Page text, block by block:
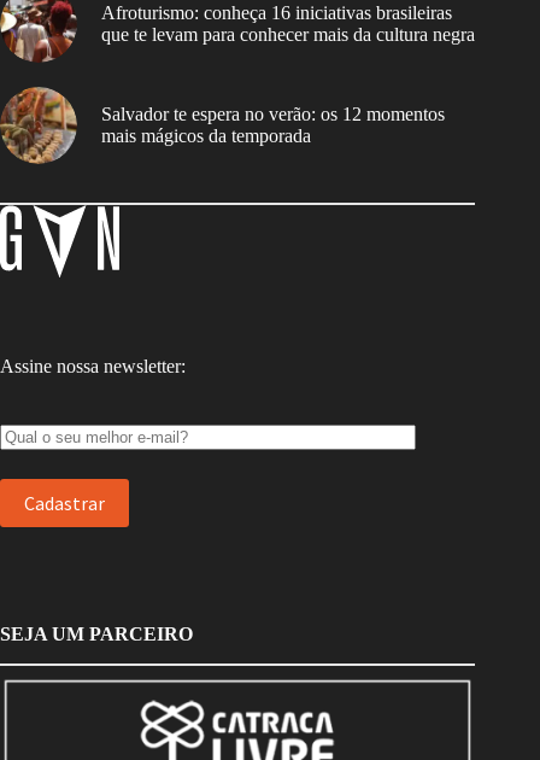
Afroturismo: conheça 16 iniciativas brasileiras
que te levam para conhecer mais da cultura negra
Salvador te espera no verão: os 12 momentos
mais mágicos da temporada
Assine nossa newsletter:
SEJA UM PARCEIRO